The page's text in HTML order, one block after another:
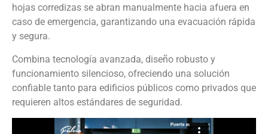
hojas corredizas se abran manualmente hacia afuera en
caso de emergencia, garantizando una evacuación rápida
y segura.
Combina tecnología avanzada, diseño robusto y
funcionamiento silencioso, ofreciendo una solución
confiable tanto para edificios públicos como privados que
requieren altos estándares de seguridad.